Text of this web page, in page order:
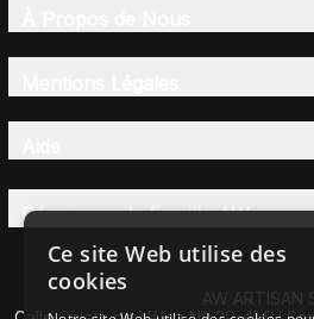
Découvrez la Famille AW
AW ARTISAN
Ce site Web utilise des
cookies